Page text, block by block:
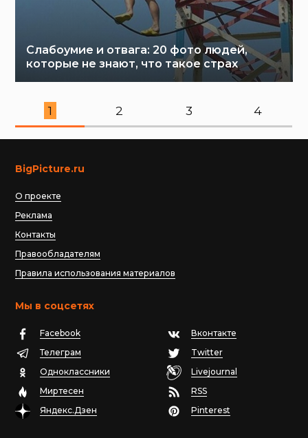
Слабоумие и отвага: 20 фото людей,
которые не знают, что такое страх
1 2 3 4
BigPicture.ru
О проекте
Реклама
Контакты
Правообладателям
Правила использования материалов
Мы в соцсетях
Facebook
Вконтакте
Телеграм
Twitter
Одноклассники
Livejournal
Миртесен
RSS
Яндекс.Дзен
Pinterest